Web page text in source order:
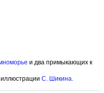
и два примыкающих к
С. Шикина